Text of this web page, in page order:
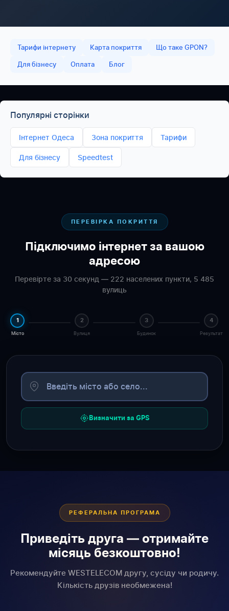
Тарифи інтернету Карта покриття Що таке GPON?
Для бізнесу Оплата Блог
Популярні сторінки
Інтернет Одеса Зона покриття Тарифи
Для бізнесу Speedtest
ПЕРЕВІРКА ПОКРИТТЯ
Підключимо інтернет за вашою
адресою
Перевірте за 30 секунд — 222 населених пункти, 5 485
вулиць
1
Місто
2
Вулиця
3
Будинок
4
Результат
Визначити за GPS
РЕФЕРАЛЬНА ПРОГРАМА
Приведіть друга — отримайте
місяць безкоштовно!
Рекомендуйте WESTELECOM другу, сусіду чи родичу.
Кількість друзів необмежена!